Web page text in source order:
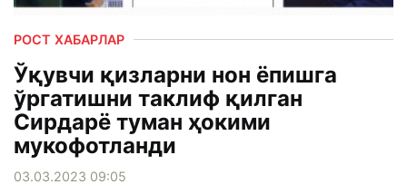
РОСТ ХАБАРЛАР
Ўқувчи қизларни нон ёпишга
ўргатишни таклиф қилган
Сирдарё туман ҳокими
мукофотланди
03.03.2023 09:05